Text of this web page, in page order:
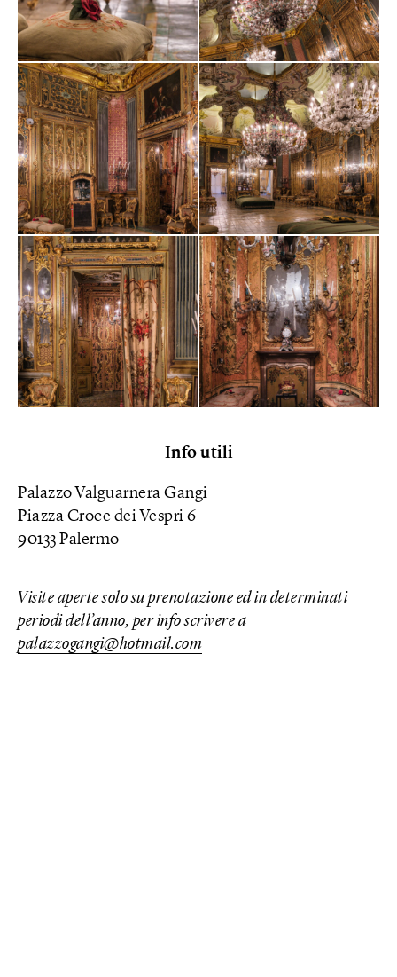
Info utili
Palazzo Valguarnera Gangi
Piazza Croce dei Vespri 6
90133 Palermo
Visite aperte solo su prenotazione ed in determinati
periodi dell’anno, per info scrivere a
palazzogangi@hotmail.com